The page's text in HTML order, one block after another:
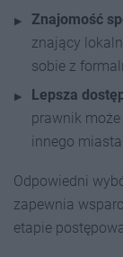
Znajomość
znający
sobie z
Lepsza
prawnik
innego miasta.
Odpowiedni
zapewnia
etapie